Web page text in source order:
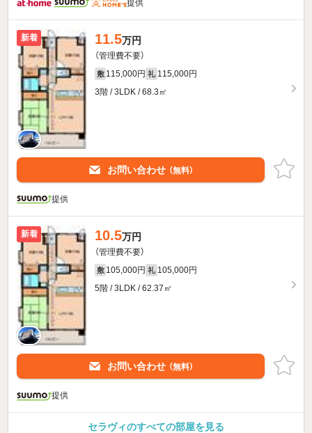
提供
新着 11.5万円
（管理費不要）
敷 115,000円 礼 115,000円
3階 / 3LDK / 68.3㎡
お問い合わせ （無料）
提供
新着 10.5万円
（管理費不要）
敷 105,000円 礼 105,000円
5階 / 3LDK / 62.37㎡
お問い合わせ （無料）
提供
セラヴィのすべての部屋を見る